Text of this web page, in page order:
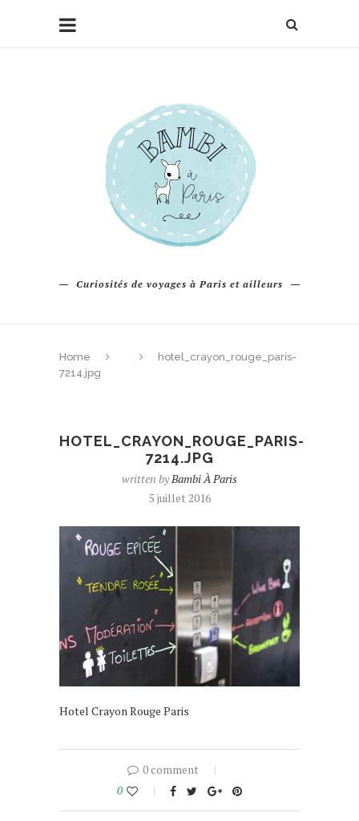
Curiosités de voyages à Paris et ailleurs
Home
hotel_crayon_rouge_paris-
7214.jpg
HOTEL_CRAYON_ROUGE_PARIS-
7214.JPG
written byBambi À Paris
5 juillet 2016
Hotel Crayon Rouge Paris
0 comment
0